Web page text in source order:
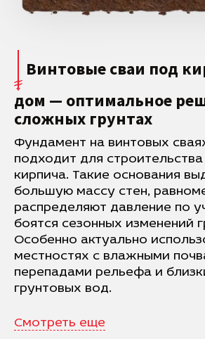
Винтовые сваи под
дом — оптимальное
сложных грунтах
Фундамент на винтовых
подходит для
кирпича. Такие основания
большую массу стен,
распределяют давление по
боятся сезонных изменений
Особенно актуально
местностях с влажными
перепадами рельефа и
грунтовых вод.
Смотреть еще